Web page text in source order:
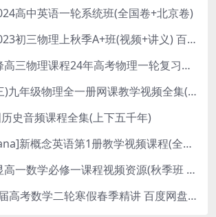
高中英语一轮系统班(全国卷+北京卷)
杨萌物理2023初三物理上秋季A+班(视频+讲义) 百度网盘分享
2024赵玉峰高三物理课程24年高考物理一轮复习网课教程
沪科版(初三)九年级物理全一册网课教学视频全集(录播版 杜春雨 66讲)
史音频课程全集(上下五千年)
[胡金铭 Diana]新概念英语第1册教学视频课程(全集 百度网盘下载)
2022赵礼显高一数学必修一课程视频资源(秋季班 含讲义)百度网盘云
胡源2024届高考数学二轮寒假春季精讲 百度网盘分享